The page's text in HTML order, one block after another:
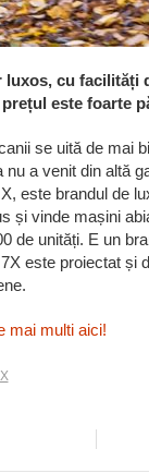
cu
este foarte
se uită de mai
nu a venit din altă
este brandul de
și vinde mașini
de unități. E un
este proiectat și
mai multi aici!